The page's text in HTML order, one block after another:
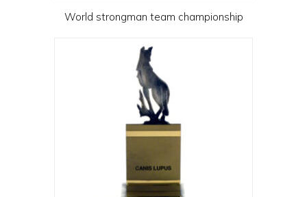
World strongman team championship